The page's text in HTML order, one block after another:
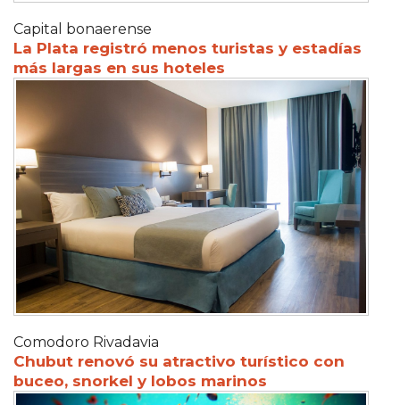
Capital bonaerense
La Plata registró menos turistas y estadías
más largas en sus hoteles
Comodoro Rivadavia
Chubut renovó su atractivo turístico con
buceo, snorkel y lobos marinos